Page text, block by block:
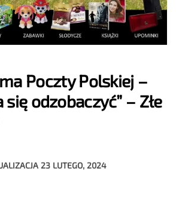
Poczty Polskiej –
się odzobaczyć” – Złe
23 LUTEGO, 2024